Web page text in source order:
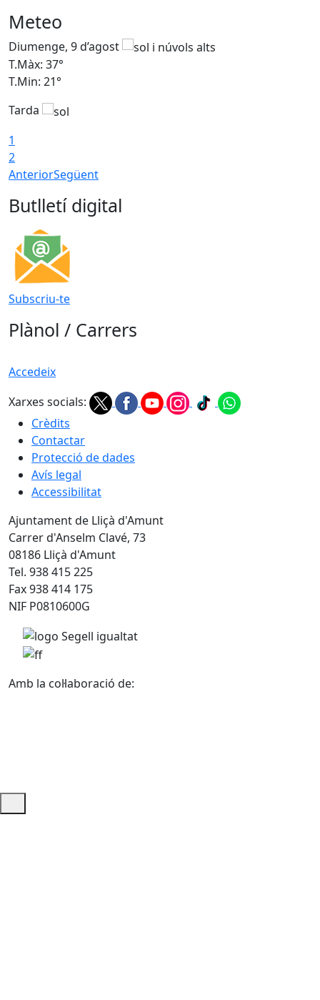
Meteo
Diumenge, 9 d’agost
T.Màx: 37°
T.Min: 21°
Tarda
1
2
AnteriorSegüent
Butlletí digital
Subscriu-te
Plànol / Carrers
Accedeix
Xarxes socials:
Crèdits
Contactar
Protecció de dades
Avís legal
Accessibilitat
Ajuntament de Lliçà d'Amunt
Carrer d'Anselm Clavé, 73
08186 Lliçà d'Amunt
Tel. 938 415 225
Fax 938 414 175
NIF P0810600G
Amb la col·laboració de: